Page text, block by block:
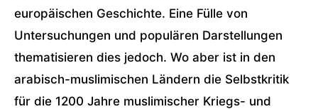
europäischen Geschichte. Eine Fülle von
Untersuchungen und populären Darstellungen
thematisieren dies jedoch. Wo aber ist in den
arabisch-muslimischen Ländern die Selbstkritik
für die 1200 Jahre muslimischer Kriegs- und